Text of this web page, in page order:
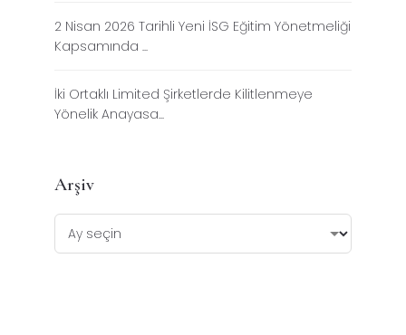
2 Nisan 2026 Tarihli Yeni İSG Eğitim Yönetmeliği
Kapsamında ...
İki Ortaklı Limited Şirketlerde Kilitlenmeye
Yönelik Anayasa...
Arşiv